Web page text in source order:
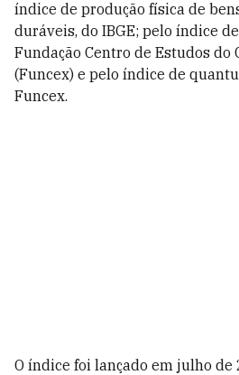
índice de produção física de
duráveis, do IBGE; pelo índice
Fundação Centro de Estudos do
(Funcex) e pelo índice de
Funcex.
O índice foi lançado em julho de